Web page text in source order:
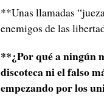
**Unas llamadas
enemigos de las
**¿Por qué a ningún
discoteca ni el falso
empezando por los